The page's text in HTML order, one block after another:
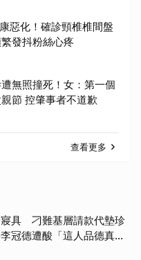
惡化！確診頸椎椎間盤
發抖粉絲心疼
無照撞死！女：第一個
節 控肇事者不道歉
查看更多
寢具 刁難基層請款代墊珍
冠德遭酸「這人品德真的